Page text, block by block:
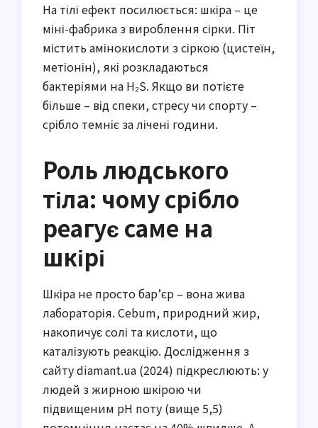
На тілі ефект посилюється: шкіра – це
міні-фабрика з вироблення сірки. Піт
містить амінокислоти з сіркою (цистеїн,
метіонін), які розкладаються
бактеріями на H₂S. Якщо ви потієте
більше – від спеки, стресу чи спорту –
срібло темніє за лічені години.
Роль людського
тіла: чому срібло
реагує саме на
шкірі
Шкіра не просто бар’єр – вона жива
лабораторія. Сеbum, природний жир,
накопичує солі та кислоти, що
каталізують реакцію. Дослідження з
сайту diamant.ua (2024) підкреслюють: у
людей з жирною шкірою чи
підвищеним pH поту (вище 5,5)